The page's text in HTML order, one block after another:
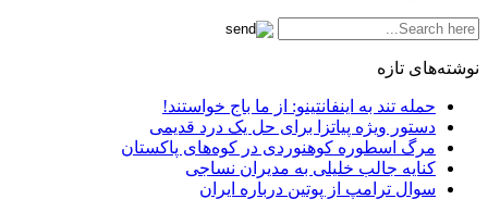
نوشته‌های تازه
حمله تند به اینفانتینو: از ما باج خواستند!
دستور ویژه پیاتزا برای حل یک درد قدیمی
مرگ اسطوره کوهنوردی در کوه‌های پاکستان
کنایه جالب خلیلی به مدیران نساجی
سوال ترامپ از پوتین درباره ایران